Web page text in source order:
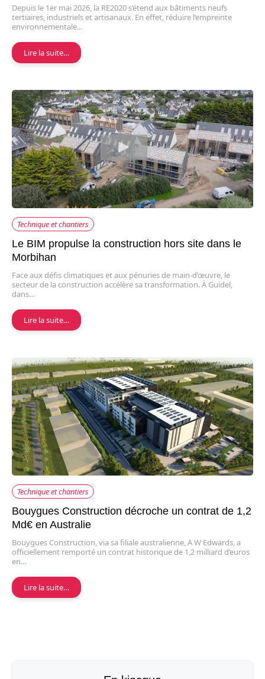
Depuis le 1er mai 2026, la RE2020 s’étend aux bâtiments neufs
tertiaires, industriels et artisanaux. En effet, réduire l’empreinte
environnementale…
Lire la suite…
Technique et chantiers
Le BIM propulse la construction hors site dans le
Morbihan
Face aux défis climatiques et aux pénuries de main-d’œuvre, le
secteur de la construction accélère sa transformation. À Guidel,
dans…
Lire la suite…
Technique et chantiers
Bouygues Construction décroche un contrat de 1,2
Md€ en Australie
Bouygues Construction, via sa filiale australienne, A W Edwards, a
officiellement remporté un contrat historique de 1,2 milliard d’euros
en…
Lire la suite…